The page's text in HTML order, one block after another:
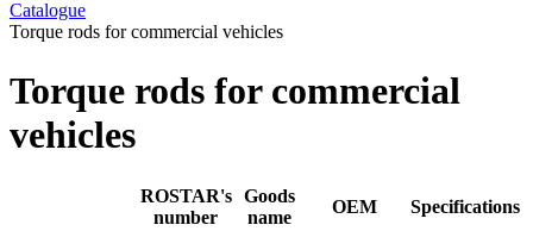
Catalogue
Torque rods for commercial vehicles
Torque rods for commercial
vehicles
ROSTAR's
number
Goods
name
OEM Specifications